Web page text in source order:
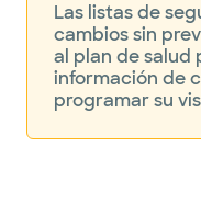
Las listas de
cambios sin
al plan de salud
información de
programar su